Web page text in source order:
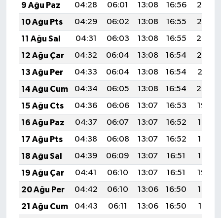
9 Ağu Paz
04:28 06:01 13:08 16:56
20:06
10 Ağu Pts
04:29 06:02 13:08 16:55
20:05
11 Ağu Sal
04:31 06:03 13:08 16:55
20:04
12 Ağu Çar
04:32 06:04 13:08 16:54
20:02
13 Ağu Per
04:33 06:04 13:08 16:54
20:01
14 Ağu Cum
04:34 06:05 13:08 16:54
20:00
15 Ağu Cts
04:36 06:06 13:07 16:53
19:59
16 Ağu Paz
04:37 06:07 13:07 16:52
19:58
17 Ağu Pts
04:38 06:08 13:07 16:52
19:56
18 Ağu Sal
04:39 06:09 13:07 16:51
19:55
19 Ağu Çar
04:41 06:10 13:07 16:51
19:54
20 Ağu Per
04:42 06:10 13:06 16:50
19:52
21 Ağu Cum
04:43 06:11 13:06 16:50
19:51